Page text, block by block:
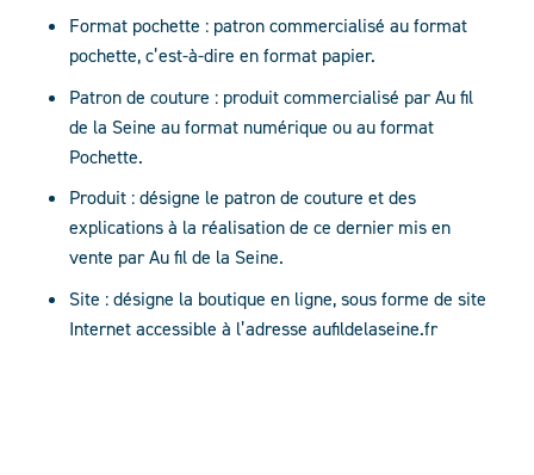
Format pochette : patron commercialisé au format
pochette, c’est-à-dire en format papier.
Patron de couture : produit commercialisé par Au fil
de la Seine au format numérique ou au format
Pochette.
Produit : désigne le patron de couture et des
explications à la réalisation de ce dernier mis en
vente par Au fil de la Seine.
Site : désigne la boutique en ligne, sous forme de site
Internet accessible à l’adresseaufildelaseine.fr